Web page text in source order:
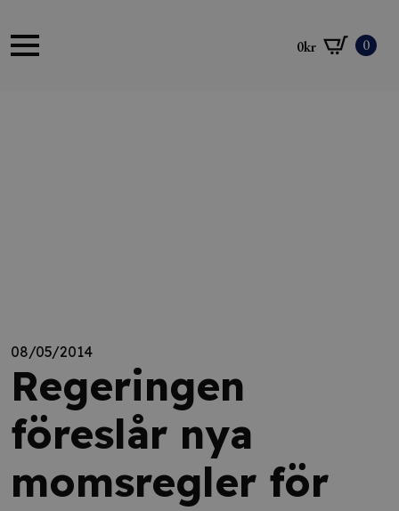
0kr 0
08/05/2014
Regeringen
föreslår nya
momsregler för